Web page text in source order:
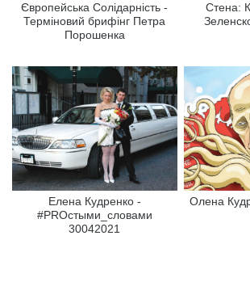
Європейська Солідарність -
Терміновий брифінг Петра
Порошенка
Стена:
Елена Кудренко -
#PROстыми_словами
30042021
Олена